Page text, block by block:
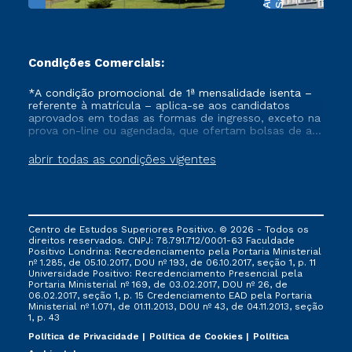
Condições Comerciais:
abrir todas as condições vigentes
*A condição promocional de 1ª mensalidade isenta –
referente à matrícula – aplica-se aos candidatos
aprovados em todas as formas de ingresso, exceto na
prova on-line ou agendada, que ofertam bolsas de até
vigente, que ainda não tenham efetivado e/ou não
tenham cancelado ou trancado sua matrícula em uma
via FIES, Prouni e outros programas governamentais, e
não se acumula com nenhuma outra campanha
ofertada pela Instituição.
Centro de Estudos Superiores Positivo. © 2026 - Todos os
direitos reservados. CNPJ: 78.791.712/0001-63 Faculdade
Positivo Londrina: Recredenciamento pela Portaria Ministerial
nº 1.285, de 05.10.2017, DOU nº 193, de 06.10.2017, seção 1, p. 11
Universidade Positivo: Recredenciamento Presencial ​pela
Portaria Ministerial nº 169, de 03.02.2017, DOU nº 26, de
06.02.2017, seção 1, p. 15 Credenciamento EAD pela Portaria
Ministerial nº 1.071, de 01.11.2013, DOU nº 43, de 04.11.2013, seção
1, p. 43
Política de Privacidade
Política de Cookies
Política